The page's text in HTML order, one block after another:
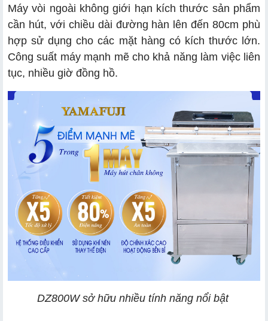
Máy vòi ngoài không giới hạn kích thước sản phẩm
cần hút, với chiều dài đường hàn lên đến 80cm phù
hợp sử dụng cho các mặt hàng có kích thước lớn.
Công suất máy mạnh mẽ cho khả năng làm việc liên
tục, nhiều giờ đồng hồ.
DZ800W sở hữu nhiều tính năng nổi bật